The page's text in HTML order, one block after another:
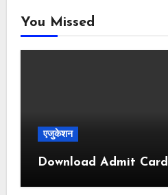
You Missed
एजुकेशन
Download Admit Card